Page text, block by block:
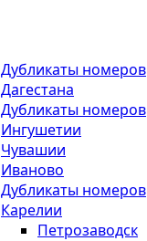
Дубликаты номеров
Дагестана
Дубликаты номеров
Ингушетии
Чувашии
Иваново
Дубликаты номеров
Карелии
Петрозаводск